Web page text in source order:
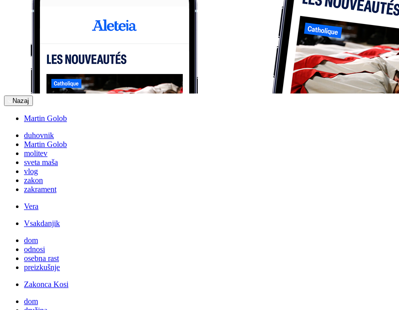
Nazaj
Martin Golob
duhovnik
Martin Golob
molitev
sveta maša
vlog
zakon
zakrament
Vera
Vsakdanjik
dom
odnosi
osebna rast
preizkušnje
Zakonca Kosi
dom